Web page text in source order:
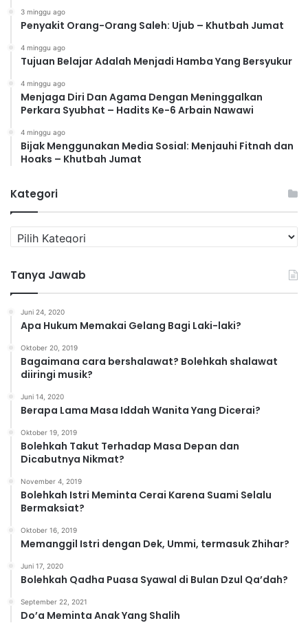
3 minggu ago
Penyakit Orang-Orang Saleh: Ujub – Khutbah Jumat
4 minggu ago
Tujuan Belajar Adalah Menjadi Hamba Yang Bersyukur
4 minggu ago
Menjaga Diri Dan Agama Dengan Meninggalkan
Perkara Syubhat – Hadits Ke-6 Arbain Nawawi
4 minggu ago
Bijak Menggunakan Media Sosial: Menjauhi Fitnah dan
Hoaks – Khutbah Jumat
Kategori
a
e
g
Tanya Jawab
Juni 24, 2020
Apa Hukum Memakai Gelang Bagi Laki-laki?
Oktober 20, 2019
Bagaimana cara bershalawat? Bolehkah shalawat
diiringi musik?
Juni 14, 2020
Berapa Lama Masa Iddah Wanita Yang Dicerai?
Oktober 19, 2019
Bolehkah Takut Terhadap Masa Depan dan
Dicabutnya Nikmat?
November 4, 2019
Bolehkah Istri Meminta Cerai Karena Suami Selalu
Bermaksiat?
Oktober 16, 2019
Memanggil Istri dengan Dek, Ummi, termasuk Zhihar?
Juni 17, 2020
Bolehkah Qadha Puasa Syawal di Bulan Dzul Qa’dah?
September 22, 2021
Do’a Meminta Anak Yang Shalih